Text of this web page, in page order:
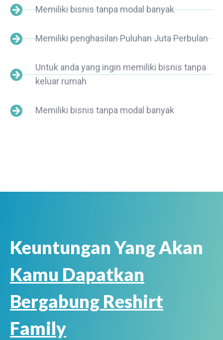
Memiliki bisnis tanpa modal banyak
Memiliki penghasilan Puluhan Juta Perbulan
Untuk anda yang ingin memiliki bisnis tanpa
keluar rumah
Memiliki bisnis tanpa modal banyak
Keuntungan Yang Akan
Kamu Dapatkan
Bergabung Reshirt
Family